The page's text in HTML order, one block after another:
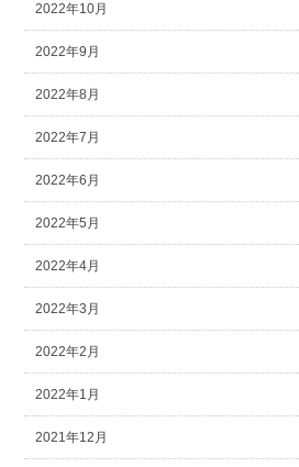
2022年10月
2022年9月
2022年8月
2022年7月
2022年6月
2022年5月
2022年4月
2022年3月
2022年2月
2022年1月
2021年12月